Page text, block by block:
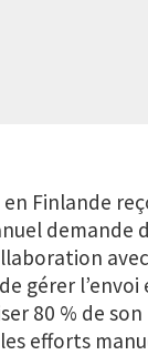
en Finlande
demande
gérer
80 % de
efforts